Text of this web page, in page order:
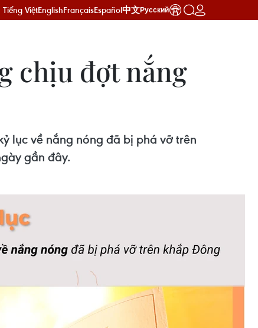
Tiếng ViệtEnglishFrançaisEspañol中文Русский
chịu đợt nắng
lục về nắng nóng đã bị phá vỡ trên
gần đây.